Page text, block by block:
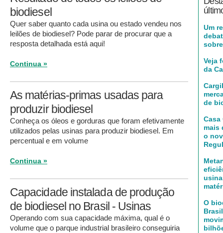
biodiesel
Quer saber quanto cada usina ou estado vendeu nos
leilões de biodiesel? Pode parar de procurar que a
resposta detalhada está aqui!
Continua »
As matérias-primas usadas para
produzir biodiesel
Conheça os óleos e gorduras que foram efetivamente
utilizados pelas usinas para produzir biodiesel. Em
percentual e em volume
Continua »
Capacidade instalada de produção
de biodiesel no Brasil - Usinas
Operando com sua capacidade máxima, qual é o
volume que o parque industrial brasileiro conseguiria
Um
Veja
da
de
Casa
mais
o
O